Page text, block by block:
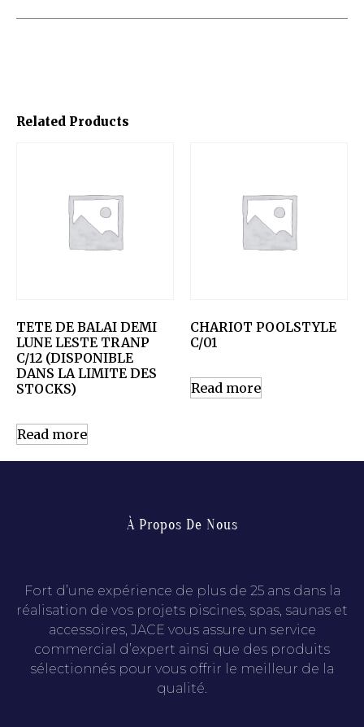
Related Products
TETE DE BALAI DEMI
LUNE LESTE TRANP
C/12 (DISPONIBLE
DANS LA LIMITE DES
STOCKS)
Read more
CHARIOT POOLSTYLE
C/01
Read more
À Propos De Nous
Fort d’une expérience de plus de 25 ans dans la
réalisation de vos projets piscines, spas, saunas et
accessoires, JACE vous assure un service
commercial d’expert ainsi que des produits
sélectionnés pour vous offrir le meilleur de la
qualité.